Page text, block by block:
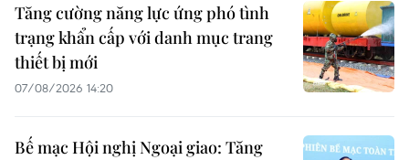
Tăng cường năng lực ứng phó tình
trạng khẩn cấp với danh mục trang
thiết bị mới
07/08/2026 14:20
Bế mạc Hội nghị Ngoại giao: Tăng